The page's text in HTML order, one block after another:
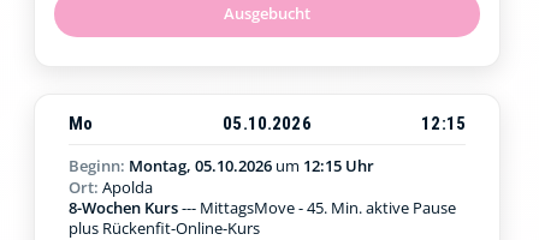
Ausgebucht
Mo 05.10.2026
12:15
Beginn: Montag, 05.10.2026 um 12:15 Uhr
Ort: Apolda
8-Wochen Kurs--- MittagsMove - 45. Min. aktive Pause
plus Rückenfit-Online-Kurs